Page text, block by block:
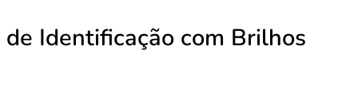
Identificação com Brilhos